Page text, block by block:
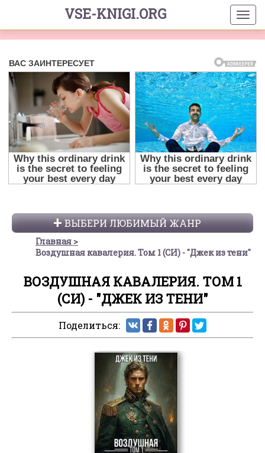
VSE-KNIGI.ORG
ВЫБЕРИ ЛЮБИМЫЙ ЖАНР
Главная
Воздушная кавалерия. Том 1 (СИ) - "Джек из тени"
ВОЗДУШНАЯ КАВАЛЕРИЯ. ТОМ 1
(СИ) - "ДЖЕК ИЗ ТЕНИ"
Поделиться: